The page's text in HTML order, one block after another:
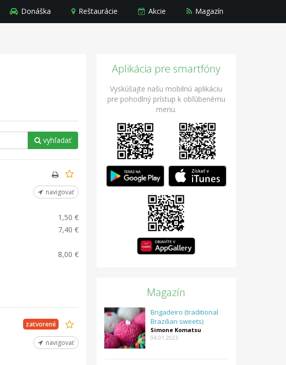
Donáška Reštaurácie Akcie Magazín
vyhľadať
navigovať
1,50 €
7,40 €
8,00 €
zatvorené
navigovať
Aplikácia pre smartfóny
Vyskúšajte našu mobilnú aplikáciu
pre pohodlný prístup k obľúbenému
menu.
Magazín
Brigadeiro (traditional
Brazilian sweets)
Simone Komatsu
04.01.2023